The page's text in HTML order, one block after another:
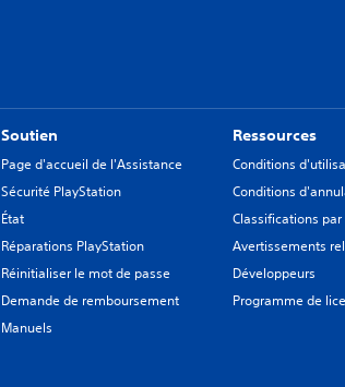
Soutien
Page d'accueil de l'Assistance
Sécurité PlayStation
État
Réparations PlayStation
Réinitialiser le mot de passe
Demande de remboursement
Manuels
Ressources
Conditions
Conditions
Classifications
Avertissements
Développeurs
Programme de